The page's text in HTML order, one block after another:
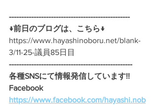
-------------------------------------------------
↓前日のブログは、こちら↓
https://www.hayashinoboru.net/blank-
3/11-25-議員85日目
--------------------------------------------------
各種SNSにて情報発信しています!!
Facebook
https://www.facebook.com/hayashi.nob